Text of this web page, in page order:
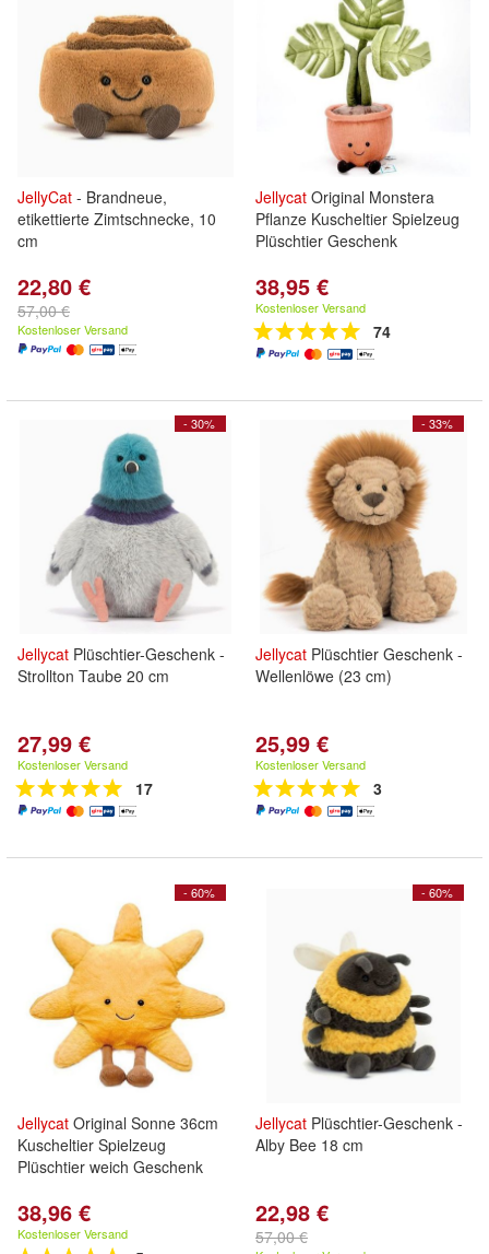
JellyCat - Brandneue,
etikettierte Zimtschnecke, 10
cm
22,80 €
57,00 €
Kostenloser Versand
Jellycat Original Monstera
Pflanze Kuscheltier Spielzeug
Plüschtier Geschenk
38,95 €
Kostenloser Versand
74
- 30%
Jellycat Plüschtier-Geschenk -
Strollton Taube 20 cm
27,99 €
Kostenloser Versand
17
- 33%
Jellycat Plüschtier Geschenk -
Wellenlöwe (23 cm)
25,99 €
Kostenloser Versand
3
- 60%
Jellycat Original Sonne 36cm
Kuscheltier Spielzeug
Plüschtier weich Geschenk
38,96 €
Kostenloser Versand
- 60%
Jellycat Plüschtier-Geschenk -
Alby Bee 18 cm
22,98 €
57,00 €